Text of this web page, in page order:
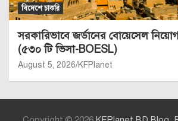
বিদেশে চাকরি
সরকারিভাবে জর্ডানের বোয়েসেল
(৫৩০ টি ভিসা-BOESL)
August 5, 2026 KFPlanet